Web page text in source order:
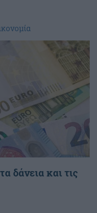
δάνεια και τις